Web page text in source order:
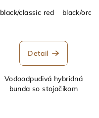
black/classic red
black/
Detail
Vodoodpudivá hybridná
bunda so stojačikom